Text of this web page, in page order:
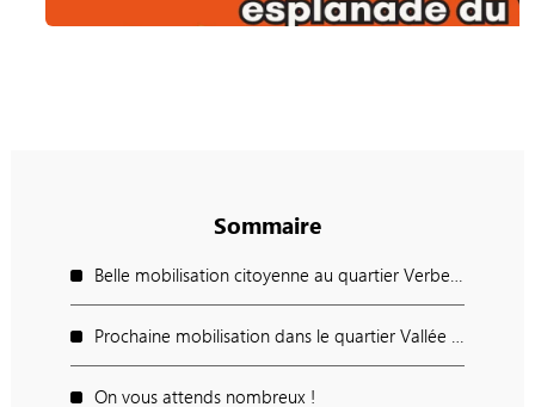
Sommaire
Belle mobilisation citoyenne au quartier Verbeau : On ramasse et on avance !
Prochaine mobilisation dans le quartier Vallée Saint-Pierre !
On vous attends nombreux !